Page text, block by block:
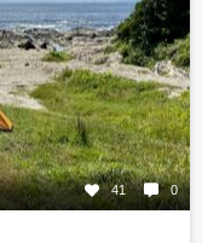
41 0